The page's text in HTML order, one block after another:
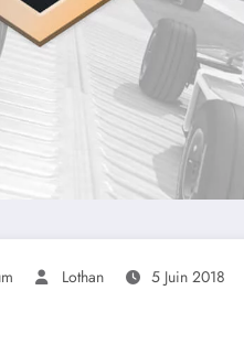
Lothan
5 Juin 2018